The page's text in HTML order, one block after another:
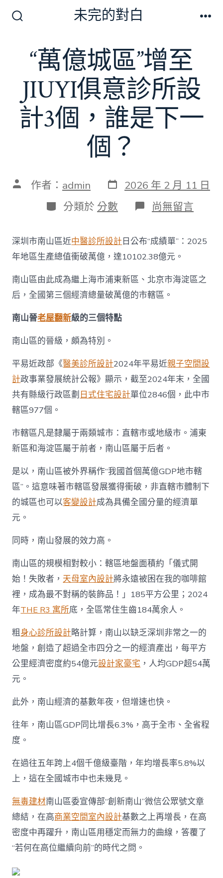
未完的對白
“萬億城區”增至
JIUYI俱意診所設
計3個，誰是下一
個？
文 作者： admin 發
表
日
期
2026 年 2 月 11 日
分
類
分類於 分數 在
〈“萬
城
區”
增
JIUYI
俱
意
個，
誰
是
下
一
尚無留言
深圳市南山區近中醫診所設計日公布“成績單”：2025
年地區生產總值衝破萬億，達10102.38億元。
南山區由此成為繼上海市浦東新區、北京市海淀區之
后，全國第三個經濟總量破萬億的市轄區。
南山晉老屋翻新級的三個特點
南山區的晉級，頗為特別。
平易近政部《醫美診所設計2024年平易近親子空間設
計政事業發展統計公報》顯示，截至2024年末，全國
共有縣級行政區劃 日式住宅設計單位2846個，此中市
轄區977個。
市轄區凡是隸屬于兩類城市：直轄市或地級市。浦東
新區和海淀區屬于前者，南山區屬于后者。
是以，南山區被外界稱作“我國首個萬億GDP地市轄
區”。這意味著市轄區發展獲得衝破，非直轄市體制下
的城區也可以客變設計成為具備全國分量的經濟單
元。
同時，南山發展的效力高。
南山區的規模相對較小：轄區地盤面積約「儀式開
始！失敗者， 天母室內設計將永遠被困在我的咖啡館
裡，成為最不對稱的裝飾品！」185平方公里；2024
年THE R3 寓所底，全區常住生齒184萬余人。
粗身心診所設計略計算，南山以缺乏深圳非常之一的
地盤，創造了超過全市四分之一的經濟產出，每平方
公里經濟密度約54億元設計家豪宅 ，人均GDP超54萬
元。
此外，南山經濟的基數年夜，但增速也快。
往年，南山區GDP同比增長6.3%，高于全市、全省程
度。
在過往五年跨上4個千億級臺階，年均增長率5.8%以
上，這在全國城市中也未幾見。
無毒建材南山區委宣傳部“創新南山”微信公眾號文章
總結，在高商業空間室內設計基數之上再增長，在高
密度中再躍升，南山區用穩定而無力的曲線，答覆了
“若何在高位繼續向前”的時代之問。